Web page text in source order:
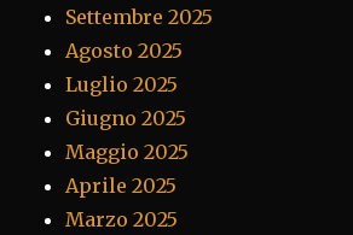
Settembre 2025
Agosto 2025
Luglio 2025
Giugno 2025
Maggio 2025
Aprile 2025
Marzo 2025